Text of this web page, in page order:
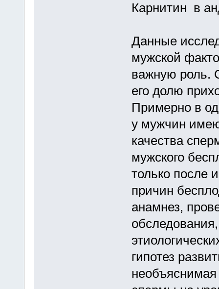
Карнитин в
Данные
мужской
важную роль.
его долю
Примерно в
у мужчин
качества
мужского
только после
причин
анамнез,
гипотез
необъяснимая